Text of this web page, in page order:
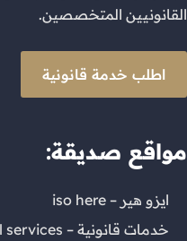
القانونيين المتخصصين.
اطلب خدمة قانونية
مواقع صديقة:
ايزو هير – iso here
خدمات قانونية – legal services